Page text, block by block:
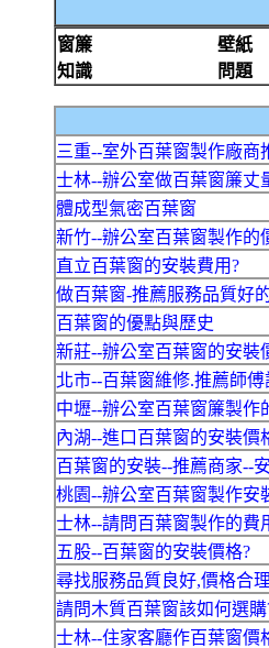
窗簾
壁紙
知識
問題
三重--室外百葉窗製作廠商
士林--辦公室做百葉窗簾丈
體成型氣密百葉窗
新竹--辦公室百葉窗製作的
直立百葉窗的安裝費用?
做百葉窗-推薦服務品質好
百葉窗的優點與歷史
新莊--辦公室百葉窗的安裝
北市--百葉窗維修.推薦師傅
中壢--辦公室百葉窗簾製作
內湖--進口百葉窗的安裝價
百葉窗的安裝--推薦商家--
桃園--辦公室百葉窗製作安
士林--請問百葉窗製作的費
五股--百葉窗的安裝價格?
尋找服務品質良好,價格合
請問木質百葉窗該如何選購
士林--住家客廳作百葉窗價